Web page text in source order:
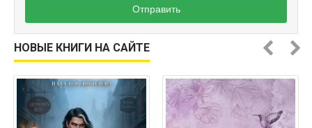
Отправить
НОВЫЕ КНИГИ НА САЙТЕ